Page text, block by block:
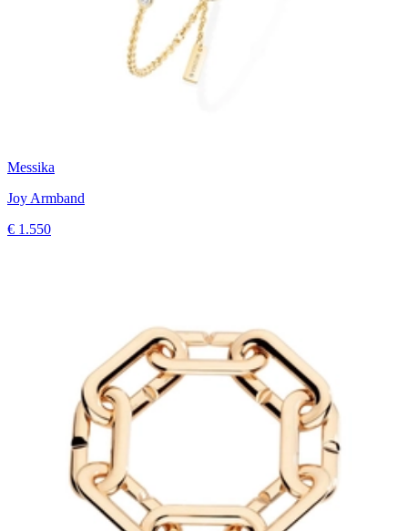
Messika
Joy Armband
€ 1.550